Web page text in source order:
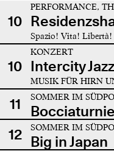
10
PERFORMANCE,
Spazio! Vita! Libertà!
10
KONZERT
Intercity
MUSIK FÜR HIRN
11 SOMMER IM
12
SOMMER IM
Big in Japan